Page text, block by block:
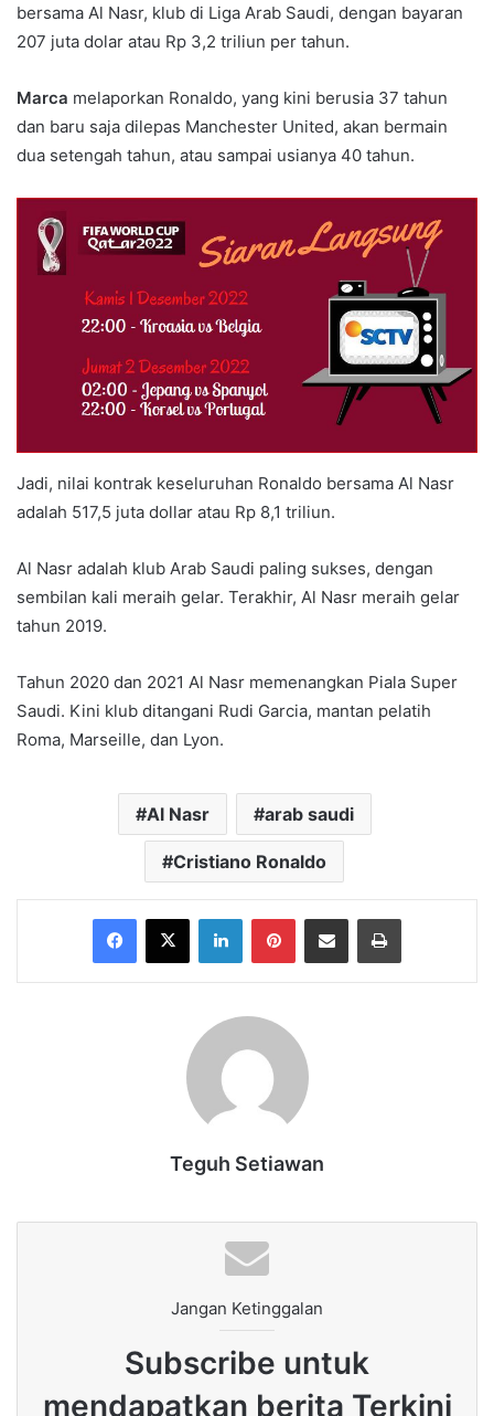
bersama Al Nasr, klub di Liga Arab Saudi, dengan bayaran
207 juta dolar atau Rp 3,2 triliun per tahun.
Marca melaporkan Ronaldo, yang kini berusia 37 tahun
dan baru saja dilepas Manchester United, akan bermain
dua setengah tahun, atau sampai usianya 40 tahun.
Jadi, nilai kontrak keseluruhan Ronaldo bersama Al Nasr
adalah 517,5 juta dollar atau Rp 8,1 triliun.
Al Nasr adalah klub Arab Saudi paling sukses, dengan
sembilan kali meraih gelar. Terakhir, Al Nasr meraih gelar
tahun 2019.
Tahun 2020 dan 2021 Al Nasr memenangkan Piala Super
Saudi. Kini klub ditangani Rudi Garcia, mantan pelatih
Roma, Marseille, dan Lyon.
Al Nasr arab saudi
Cristiano Ronaldo
Facebook
X LinkedInPinterestShare via Email Print
Teguh Setiawan
Jangan Ketinggalan
Subscribe untuk
mendapatkan berita Terkini